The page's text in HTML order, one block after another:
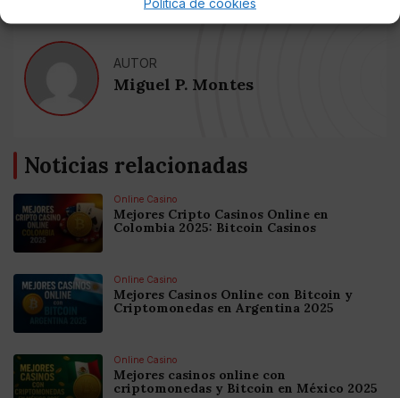
AUTOR
Miguel P. Montes
Noticias relacionadas
Online Casino
Mejores Cripto Casinos Online en
Colombia 2025: Bitcoin Casinos
Online Casino
Mejores Casinos Online con Bitcoin y
Criptomonedas en Argentina 2025
Online Casino
Mejores casinos online con
criptomonedas y Bitcoin en México 2025